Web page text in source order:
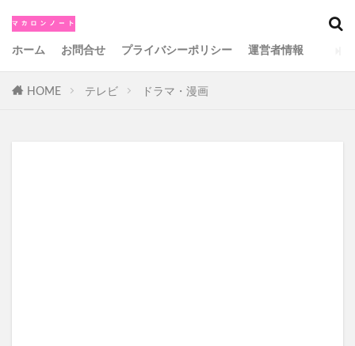
ホーム お問合せ プライバシーポリシー 運営者情報
HOME テレビ ドラマ・漫画
カテゴリー